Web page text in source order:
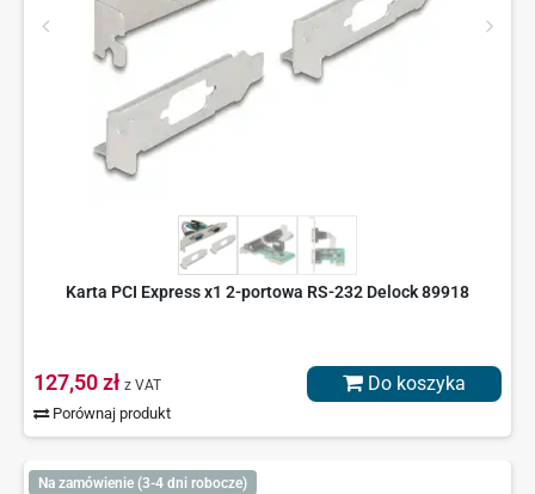
Karta PCI Express x1 2-portowa RS-232 Delock 89918
127,50 zł z VAT
Porównaj produkt
Do koszyka
Na zamówienie (3-4 dni robocze)